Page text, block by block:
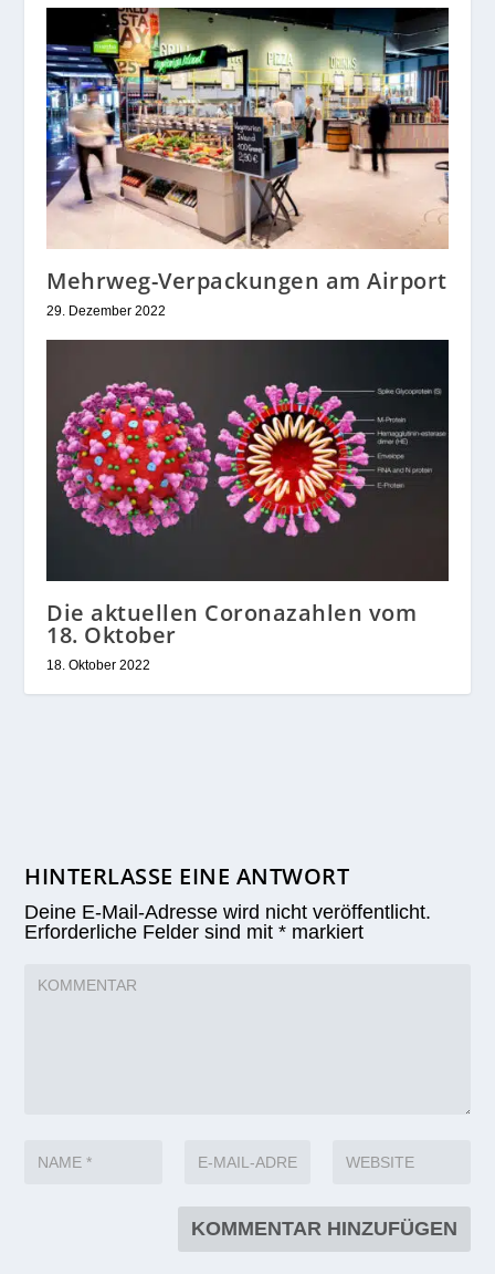
Mehrweg-Verpackungen am Airport
29. Dezember 2022
Die aktuellen Coronazahlen vom
18. Oktober
18. Oktober 2022
HINTERLASSE EINE ANTWORT
Deine E-Mail-Adresse wird nicht veröffentlicht.
Erforderliche Felder sind mit* markiert